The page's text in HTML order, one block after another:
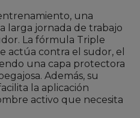
una
larga jornada de trabajo
La fórmula Triple
actúa contra el sudor, el
una capa protectora
Además, su
la aplicación
activo que necesita